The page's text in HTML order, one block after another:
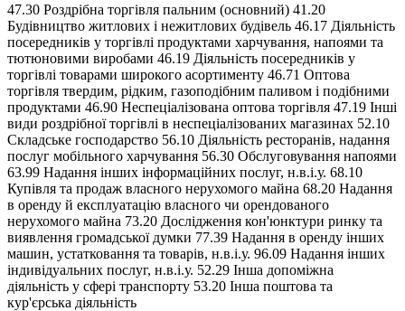
47.30 Роздрібна торгівля пальним (основний) 41.20
Будівництво житлових і нежитлових будівель 46.17 Діяльність
посередників у торгівлі продуктами харчування, напоями та
тютюновими виробами 46.19 Діяльність посередників у
торгівлі товарами широкого асортименту 46.71 Оптова
торгівля твердим, рідким, газоподібним паливом і подібними
продуктами 46.90 Неспеціалізована оптова торгівля 47.19 Інші
види роздрібної торгівлі в неспеціалізованих магазинах 52.10
Складське господарство 56.10 Діяльність ресторанів, надання
послуг мобільного харчування 56.30 Обслуговування напоями
63.99 Надання інших інформаційних послуг, н.в.і.у. 68.10
Купівля та продаж власного нерухомого майна 68.20 Надання
в оренду й експлуатацію власного чи орендованого
нерухомого майна 73.20 Дослідження кон'юнктури ринку та
виявлення громадської думки 77.39 Надання в оренду інших
машин, устатковання та товарів, н.в.і.у. 96.09 Надання інших
індивідуальних послуг, н.в.і.у. 52.29 Інша допоміжна
діяльність у сфері транспорту 53.20 Інша поштова та
кур'єрська діяльність